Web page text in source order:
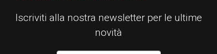
Iscriviti alla nostra newsletter per le ultime
novità